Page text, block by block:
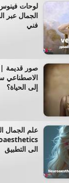
لوحات
فني
صور قديمة |
الاصطناعي
إلى الحياة؟
علم الجمال
الى التطبيق